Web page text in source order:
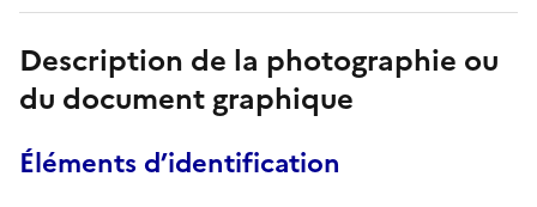
Description de la photographie ou
du document graphique
Éléments d’identification